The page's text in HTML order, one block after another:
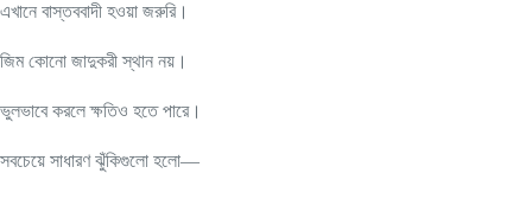
এখানে বাস্তববাদী হওয়া জরুরি।
জিম কোনো জাদুকরী স্থান নয়।
ভুলভাবে করলে ক্ষতিও হতে পারে।
সবচেয়ে সাধারণ ঝুঁকিগুলো হলো—